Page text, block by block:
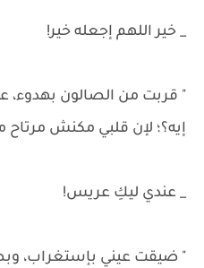
_ خير اللهم إجعله خير!
" قربت من الصالون
إيه؟؛ لإن قلبي مكنش مرتاح
_ عندي ليكِ عريس!
" ضيقت عيني بإستغراب،